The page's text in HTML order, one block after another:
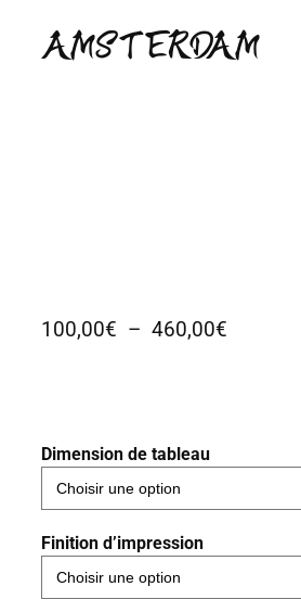
AMSTERDAM
100,00€ – 460,00€
d
p
x
Dimension de tableau
Finition d’impression